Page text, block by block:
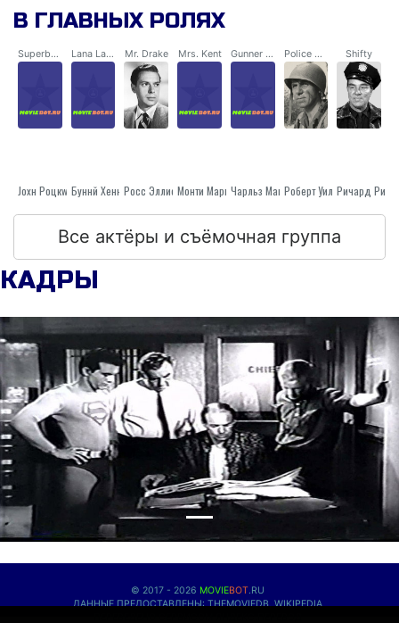
В ГЛАВНЫХ РОЛЯХ
Superboy / Clark Kent
Jохн Роцкwелл
Lana Lang
Буннй Хеннинг
Mr. Drake
Росс Эллиотт
Mrs. Kent
Монти Маргеттс
Gunner Ferde
Чарльз Максвелл
Police Chief Parker
Роберт Уильямс
Shifty
Ричард Ривз
Все актёры и съёмочная группа
КАДРЫ
© 2017 - 2026 MOVIEBOT.RU
ДАННЫЕ ПРЕДОСТАВЛЕНЫ:THEMOVIEDB,WIKIPEDIA